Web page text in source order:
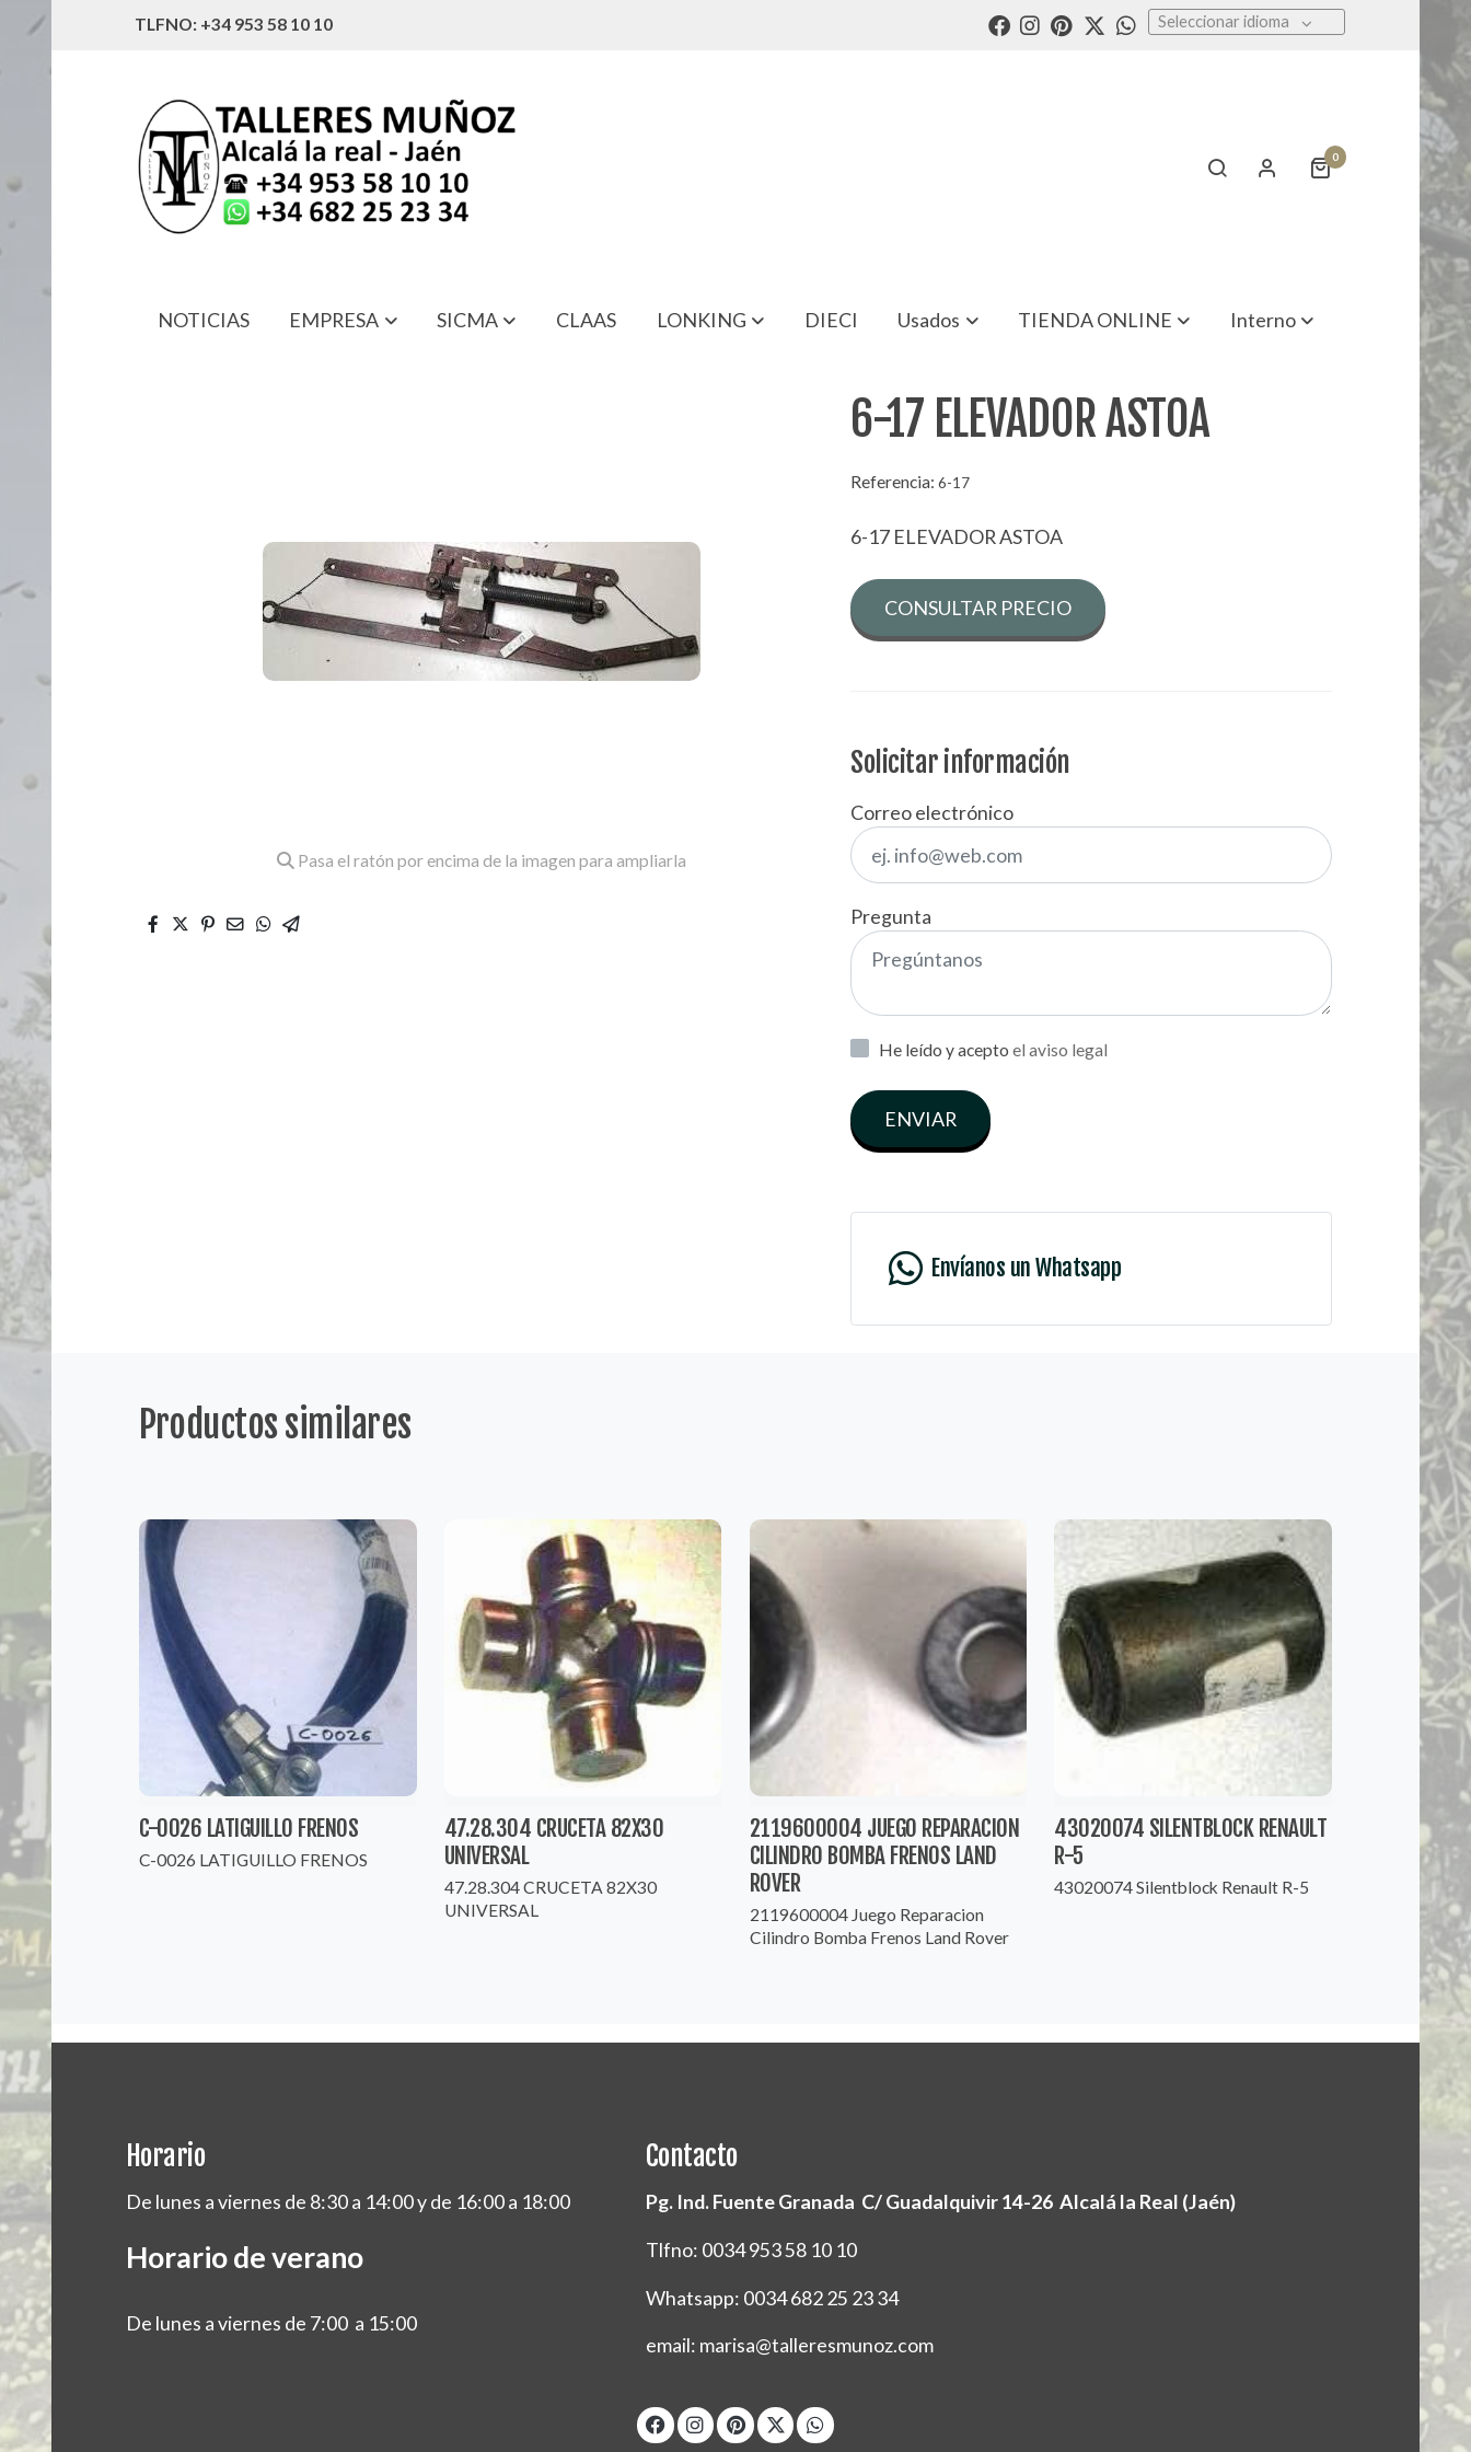
TLFNO: +34 953 58 10 10 Seleccionar idioma
0
NOTICIAS EMPRESA SICMA CLAAS LONKING DIECI Usados TIENDA ONLINE Interno
6-17 ELEVADOR ASTOA
Pasa el ratón por encima de la imagen para ampliarla
6-17 ELEVADOR ASTOA
Referencia:6-17
6-17 ELEVADOR ASTOA
CONSULTAR PRECIO
Solicitar información
Correo electrónico
Pregunta
He leído y acepto el aviso legal
ENVIAR
Envíanos un Whatsapp
Productos similares
C-0026 LATIGUILLO FRENOS
C-0026 LATIGUILLO FRENOS
47.28.304 CRUCETA 82X30
UNIVERSAL
47.28.304 CRUCETA 82X30
UNIVERSAL
2119600004 JUEGO REPARACION
CILINDRO BOMBA FRENOS LAND
ROVER
2119600004 Juego Reparacion
Cilindro Bomba Frenos Land Rover
43020074 SILENTBLOCK RENAULT
R-5
43020074 Silentblock Renault R-5
Horario
De lunes a viernes de 8:30 a 14:00 y de 16:00 a 18:00
Horario de verano
De lunes a viernes de 7:00 a 15:00
Contacto
Pg. Ind. Fuente Granada C/ Guadalquivir 14-26 Alcalá la Real (Jaén)
Tlfno: 0034 953 58 10 10
Whatsapp: 0034 682 25 23 34
email: marisa@talleresmunoz.com